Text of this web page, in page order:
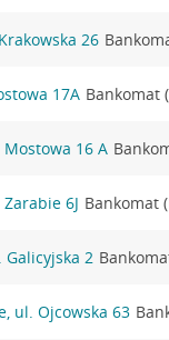
26
17A Bankomat
Mostowa 16 A
6J Bankomat
Galicyjska 2
ul. Ojcowska 63